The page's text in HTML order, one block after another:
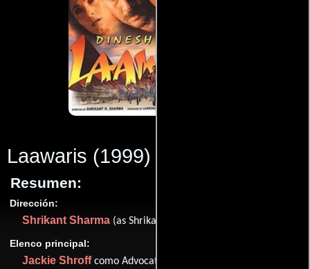
Laawaris (1999)
Resumen:
Dirección:
Shrikant Sharma (as Shrikant R. Sharma)
Elenco principal:
Jackie Shroffcomo Advocate Anand Saxena